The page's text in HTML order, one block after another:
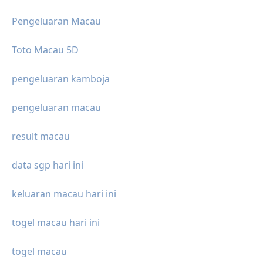
Pengeluaran Macau
Toto Macau 5D
pengeluaran kamboja
pengeluaran macau
result macau
data sgp hari ini
keluaran macau hari ini
togel macau hari ini
togel macau